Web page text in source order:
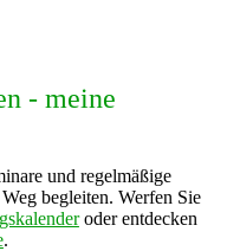
- meine
und regelmäßige
begleiten. Werfen Sie
oder entdecken
.